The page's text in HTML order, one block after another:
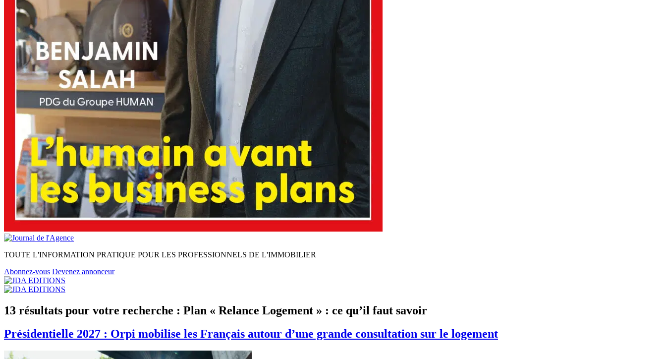
TOUTE L'INFORMATION PRATIQUE POUR LES PROFESSIONNELS DE L'IMMOBILIER
Abonnez-vous Devenez annonceur
13 résultats pour votre recherche : Plan « Relance Logement » : ce qu’il faut savoir
Présidentielle 2027 : Orpi mobilise les Français autour d’une grande consultation sur le logement